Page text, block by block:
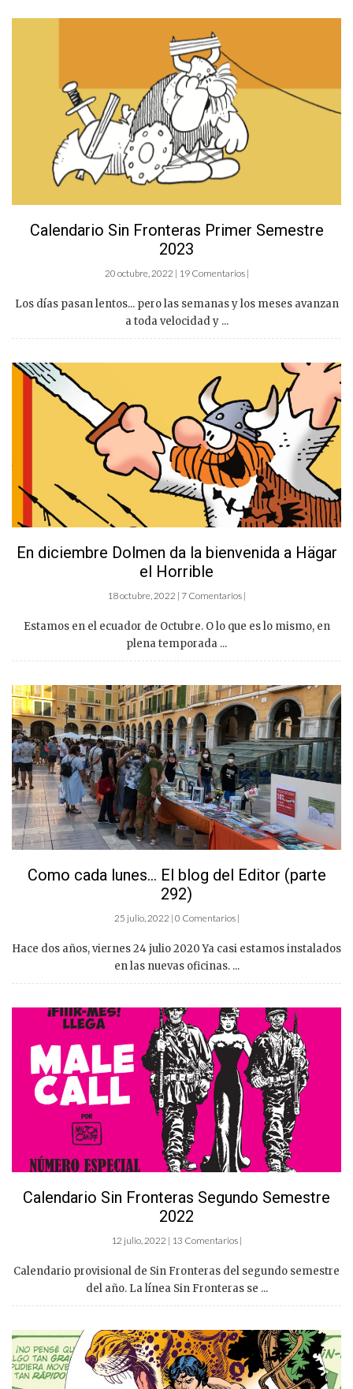
Calendario Sin Fronteras Primer Semestre
2023
20 octubre, 2022 | 19 Comentarios |
Los días pasan lentos... pero las semanas y los meses avanzan
a toda velocidad y ...
En diciembre Dolmen da la bienvenida a Hägar
el Horrible
18 octubre, 2022 | 7 Comentarios |
Estamos en el ecuador de Octubre. O lo que es lo mismo, en
plena temporada ...
Como cada lunes… El blog del Editor (parte
292)
25 julio, 2022 | 0 Comentarios |
Hace dos años, viernes 24 julio 2020 Ya casi estamos instalados
en las nuevas oficinas. ...
Calendario Sin Fronteras Segundo Semestre
2022
12 julio, 2022 | 13 Comentarios |
Calendario provisional de Sin Fronteras del segundo semestre
del año. La línea Sin Fronteras se ...